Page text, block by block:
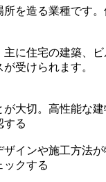
を造る業種です
に住宅の建築、
受けられます。
大切。高性能な
する
インや施工方法
ックする